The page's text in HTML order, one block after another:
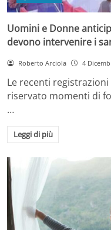
Uomini e Donne
devono intervenire i
Roberto Arciola 4
Le recenti
riservato momenti di
…
Leggi di più